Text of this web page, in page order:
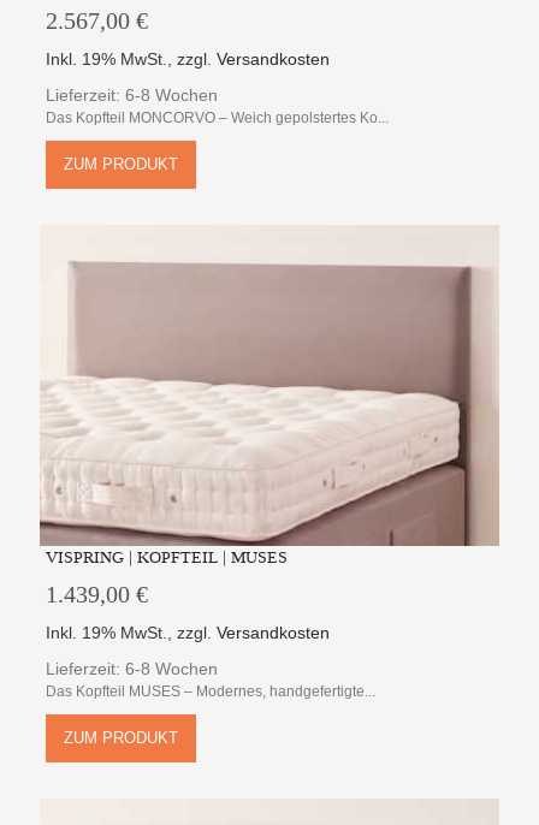
2.567,00 €
Inkl. 19% MwSt. ,zzgl.Versandkosten
Lieferzeit: 6-8 Wochen
Das Kopfteil MONCORVO – Weich gepolstertes Ko...
ZUM PRODUKT
VISPRING | KOPFTEIL | MUSES
1.439,00 €
Inkl. 19% MwSt. ,zzgl.Versandkosten
Lieferzeit: 6-8 Wochen
Das Kopfteil MUSES – Modernes, handgefertigte...
ZUM PRODUKT